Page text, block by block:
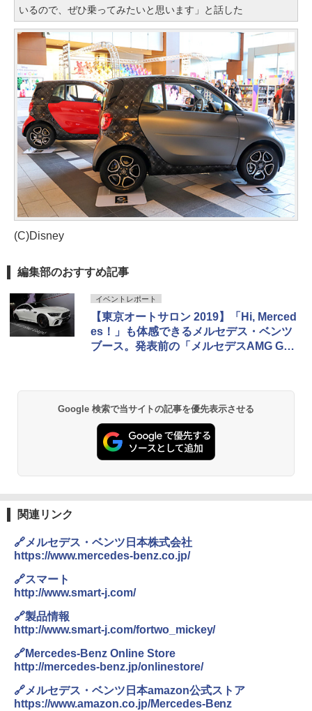
いるので、ぜひ乗ってみたいと思います」と話した
(C)Disney
編集部のおすすめ記事
イベントレポート
【東京オートサロン 2019】「Hi, Merced
es！」も体感できるメルセデス・ベンツ
ブース。発表前の「メルセデスAMG GT
Google 検索で当サイトの記事を優先表示させる
関連リンク
🔗メルセデス・ベンツ日本株式会社
https://www.mercedes-benz.co.jp/
🔗スマート
http://www.smart-j.com/
🔗製品情報
http://www.smart-j.com/fortwo_mickey/
🔗Mercedes-Benz Online Store
http://mercedes-benz.jp/onlinestore/
🔗メルセデス・ベンツ日本amazon公式ストア
https://www.amazon.co.jp/Mercedes-Benz